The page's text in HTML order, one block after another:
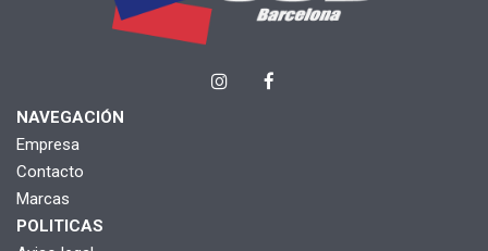
NAVEGACIÓN
Empresa
Contacto
Marcas
POLITICAS